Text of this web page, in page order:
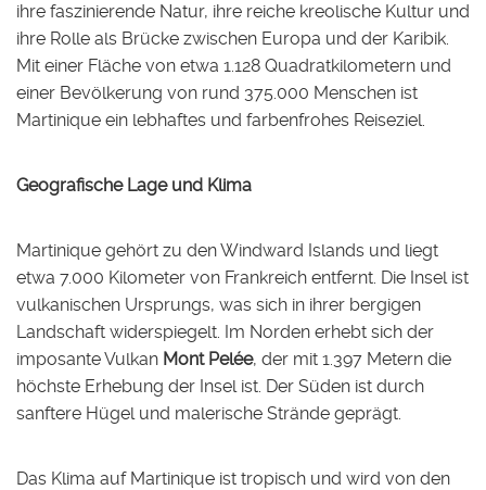
ihre faszinierende Natur, ihre reiche kreolische Kultur und
ihre Rolle als Brücke zwischen Europa und der Karibik.
Mit einer Fläche von etwa 1.128 Quadratkilometern und
einer Bevölkerung von rund 375.000 Menschen ist
Martinique ein lebhaftes und farbenfrohes Reiseziel.
Geografische Lage und Klima
Martinique gehört zu den Windward Islands und liegt
etwa 7.000 Kilometer von Frankreich entfernt. Die Insel ist
vulkanischen Ursprungs, was sich in ihrer bergigen
Landschaft widerspiegelt. Im Norden erhebt sich der
imposante Vulkan Mont Pelée, der mit 1.397 Metern die
höchste Erhebung der Insel ist. Der Süden ist durch
sanftere Hügel und malerische Strände geprägt.
Das Klima auf Martinique ist tropisch und wird von den